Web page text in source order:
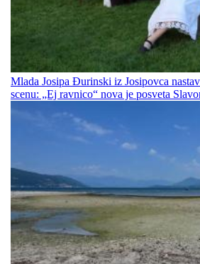
Mlada Josipa Đurinski iz Josipovca
scenu: „Ej ravnico“ nova je posveta